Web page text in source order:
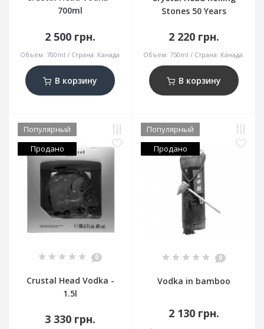
700ml
2 500 грн.
Объем: 700ml Страна: Канада
В корзину
Stones 50 Years
2 220 грн.
Объем: 750ml Страна: Канада
В корзину
Популярный
Продано
0
Crustal Head Vodka -
1.5l
3 330 грн.
Популярный
Продано
0
Vodka in bamboo
2 130 грн.